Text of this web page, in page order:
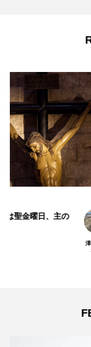
ご存知ですか？
使徒座の祝日で